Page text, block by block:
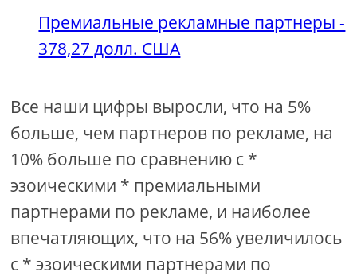
Премиальные рекламные партнеры -
378,27 долл. США
Все наши цифры выросли, что на 5%
больше, чем партнеров по рекламе, на
10% больше по сравнению с *
эзоическими * премиальными
партнерами по рекламе, и наиболее
впечатляющих, что на 56% увеличилось
с * эзоическими партнерами по